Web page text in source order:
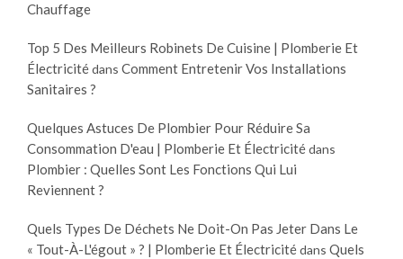
Chauffage
Top 5 Des Meilleurs Robinets De Cuisine | Plomberie Et
Électricitédans Comment Entretenir Vos Installations
Sanitaires ?
Quelques Astuces De Plombier Pour Réduire Sa
Consommation D'eau | Plomberie Et Électricitédans
Plombier : Quelles Sont Les Fonctions Qui Lui
Reviennent ?
Quels Types De Déchets Ne Doit-On Pas Jeter Dans Le
« Tout-À-L'égout » ? | Plomberie Et Électricitédans Quels